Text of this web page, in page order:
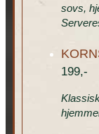
sovs,
199,-